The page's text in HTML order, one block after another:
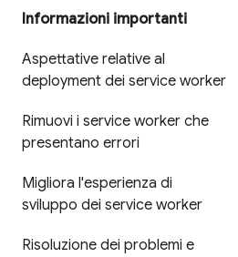
Informazioni importanti
Aspettative relative al
deployment dei service worker
Rimuovi i service worker che
presentano errori
Migliora l'esperienza di
sviluppo dei service worker
Risoluzione dei problemi e